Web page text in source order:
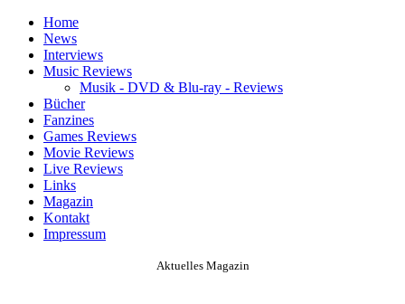
Home
News
Interviews
Music Reviews
Musik - DVD & Blu-ray - Reviews
Bücher
Fanzines
Games Reviews
Movie Reviews
Live Reviews
Links
Magazin
Kontakt
Impressum
Aktuelles Magazin